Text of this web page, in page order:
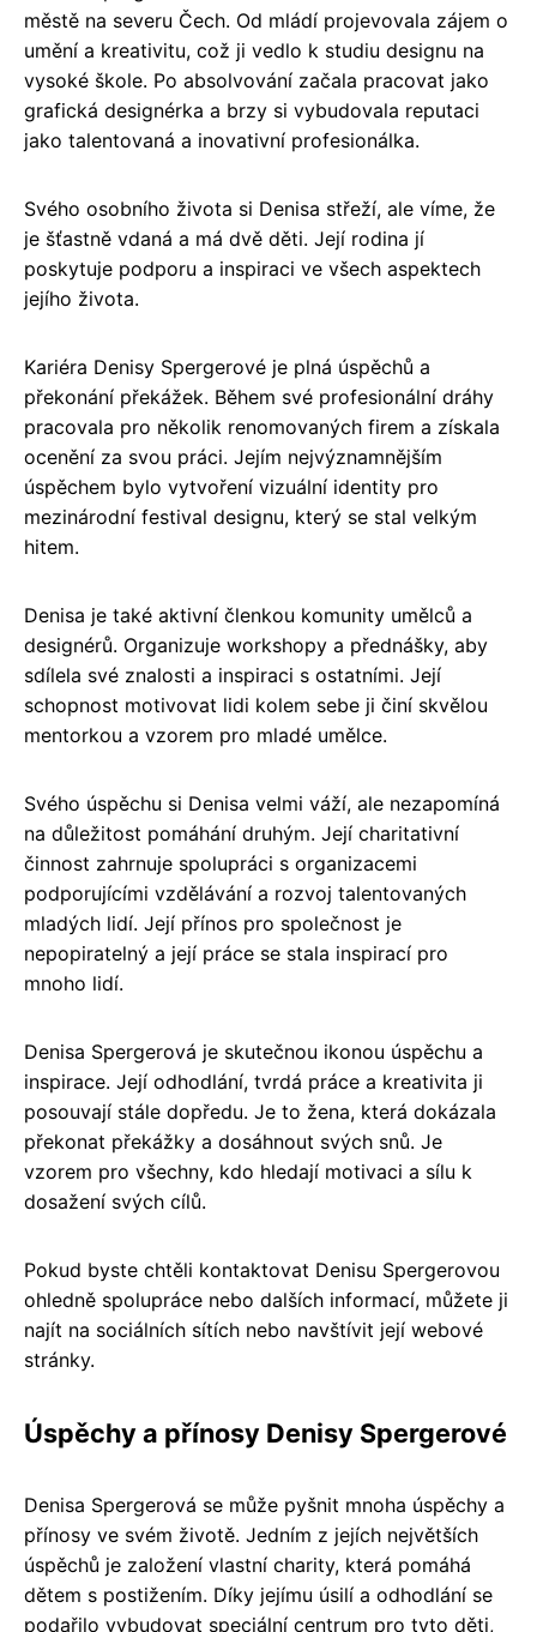
městě na severu Čech. Od mládí projevovala zájem o
umění a kreativitu, což ji vedlo k studiu designu na
vysoké škole. Po absolvování začala pracovat jako
grafická designérka a brzy si vybudovala reputaci
jako talentovaná a inovativní profesionálka.
Svého osobního života si Denisa střeží, ale víme, že
je šťastně vdaná a má dvě děti. Její rodina jí
poskytuje podporu a inspiraci ve všech aspektech
jejího života.
Kariéra Denisy Spergerové je plná úspěchů a
překonání překážek. Během své profesionální dráhy
pracovala pro několik renomovaných firem a získala
ocenění za svou práci. Jejím nejvýznamnějším
úspěchem bylo vytvoření vizuální identity pro
mezinárodní festival designu, který se stal velkým
hitem.
Denisa je také aktivní členkou komunity umělců a
designérů. Organizuje workshopy a přednášky, aby
sdílela své znalosti a inspiraci s ostatními. Její
schopnost motivovat lidi kolem sebe ji činí skvělou
mentorkou a vzorem pro mladé umělce.
Svého úspěchu si Denisa velmi váží, ale nezapomíná
na důležitost pomáhání druhým. Její charitativní
činnost zahrnuje spolupráci s organizacemi
podporujícími vzdělávání a rozvoj talentovaných
mladých lidí. Její přínos pro společnost je
nepopiratelný a její práce se stala inspirací pro
mnoho lidí.
Denisa Spergerová je skutečnou ikonou úspěchu a
inspirace. Její odhodlání, tvrdá práce a kreativita ji
posouvají stále dopředu. Je to žena, která dokázala
překonat překážky a dosáhnout svých snů. Je
vzorem pro všechny, kdo hledají motivaci a sílu k
dosažení svých cílů.
Pokud byste chtěli kontaktovat Denisu Spergerovou
ohledně spolupráce nebo dalších informací, můžete ji
najít na sociálních sítích nebo navštívit její webové
stránky.
Úspěchy a přínosy Denisy Spergerové
Denisa Spergerová se může pyšnit mnoha úspěchy a
přínosy ve svém životě. Jedním z jejích největších
úspěchů je založení vlastní charity, která pomáhá
dětem s postižením. Díky jejímu úsilí a odhodlání se
podařilo vybudovat speciální centrum pro tyto děti,